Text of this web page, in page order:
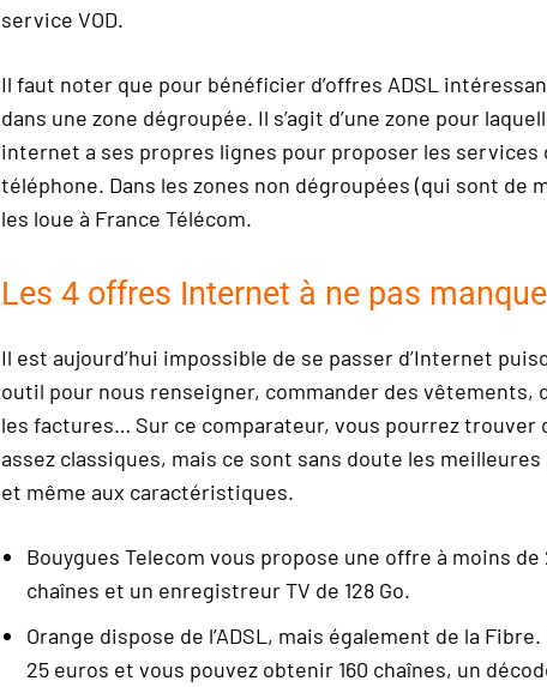
service VOD.
Il faut noter que pour bénéficier d’offres ADSL
dans une zone dégroupée. Il s’agit d’une zone pour
internet a ses propres lignes pour proposer les services
téléphone. Dans les zones non dégroupées (qui sont de
les loue à France Télécom.
Les 4 offres Internet à ne pas
Il est aujourd’hui impossible de se passer d’Internet
outil pour nous renseigner, commander des vêtements,
les factures… Sur ce comparateur, vous pourrez trouver
assez classiques, mais ce sont sans doute les
et même aux caractéristiques.
Bouygues Telecom vous propose une offre à moins de
chaînes et un enregistreur TV de 128 Go.
Orange dispose de l’ADSL, mais également de la
25 euros et vous pouvez obtenir 160 chaînes, un